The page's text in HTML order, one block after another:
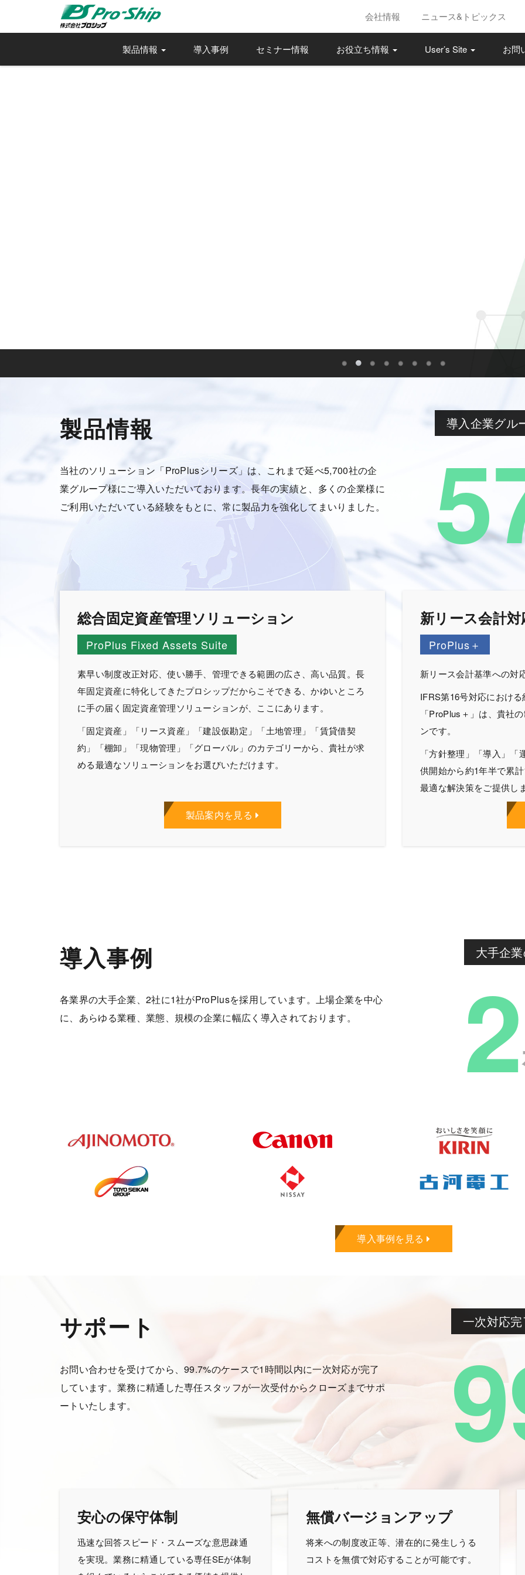
製品情報 導入事例 セミナー情報 お役立ち情報 User’s Site お問
会社情報 ニュース&トピックス
製品情報
当社のソリューション「ProPlusシリーズ」は、これまで延べ5,700社の企
業グループ様にご導入いただいております。長年の実績と、多くの企業様に
ご利用いただいている経験をもとに、常に製品力を強化してまいりました。
導入企業グル
5
総合固定資産管理ソリューション
ProPlus Fixed Assets Suite
素早い制度改正対応、使い勝手、管理できる範囲の広さ、高い品質。長
年固定資産に特化してきたプロシップだからこそできる、かゆいところ
に手の届く固定資産管理ソリューションが、ここにあります。
「固定資産」「リース資産」「建設仮勘定」「土地管理」「賃貸借契
約」「棚卸」「現物管理」「グローバル」のカテゴリーから、貴社が求
める最適なソリューションをお選びいただけます。
製品案内を見る
新リース会計
ProPlus＋
新リース会計基準への対
IFRS第16号対応におけ
「ProPlus＋」は、貴社
ンです。
「方針整理」「導入」
供開始から約1年半で累
最適な解決策をご提供し
導入事例
各業界の大手企業、2社に1社がProPlusを採用しています。上場企業を中心
に、あらゆる業種、業態、規模の企業に幅広く導入されております。
大手企
2
導入事例を見る
サポート
お問い合わせを受けてから、99.7%のケースで1時間以内に一次対応が完了
しています。業務に精通した専任スタッフが一次受付からクローズまでサポ
ートいたします。
一次対応
9
安心の保守体制
迅速な回答スピード・スムーズな意思疎通
を実現。業務に精通している専任SEが体制
無償バージョンアップ
将来への制度改正等、潜在的に発生しうる
コストを無償で対応することが可能です。